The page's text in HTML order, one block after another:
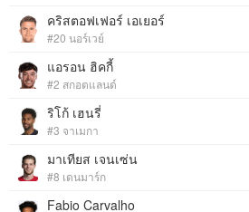
คริสตอฟเฟอร์ เอเยอร์
#20 นอร์เวย์
แอรอน ฮิคกี้
#2 สกอตแลนด์
ริโก้ เฮนรี่
#3 จาเมกา
มาเทียส เจนเซ่น
#8 เดนมาร์ก
Fabio Carvalho